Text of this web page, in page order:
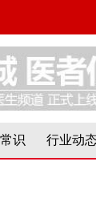
识 行业动